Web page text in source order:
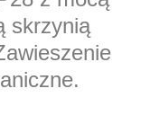
skrzynią